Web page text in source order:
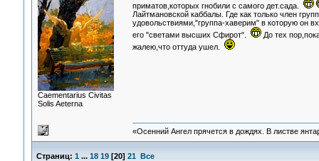
Сaementarius Civitas
Solis Aeterna
приматов,которых гнобили с самого дет.сада.
Лайтмановской каббалы. Где как только член
удовольствиями,"группа-хаверим" в которую он
его "светами высших Сфирот".
До тех
жалею,что оттуда ушел.
«Осенний Ангел прячется в дождях. В листве
Страниц: 1 ... 18 19[20] 21 Все